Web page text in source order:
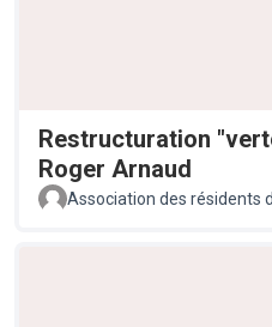
Restructuration
Roger Arnaud
Association des résidents